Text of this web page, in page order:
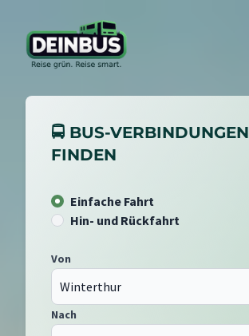
🚍 BUS-VERBINDUNGEN
FINDEN
Einfache Fahrt
Hin- und Rückfahrt
Von
Nach